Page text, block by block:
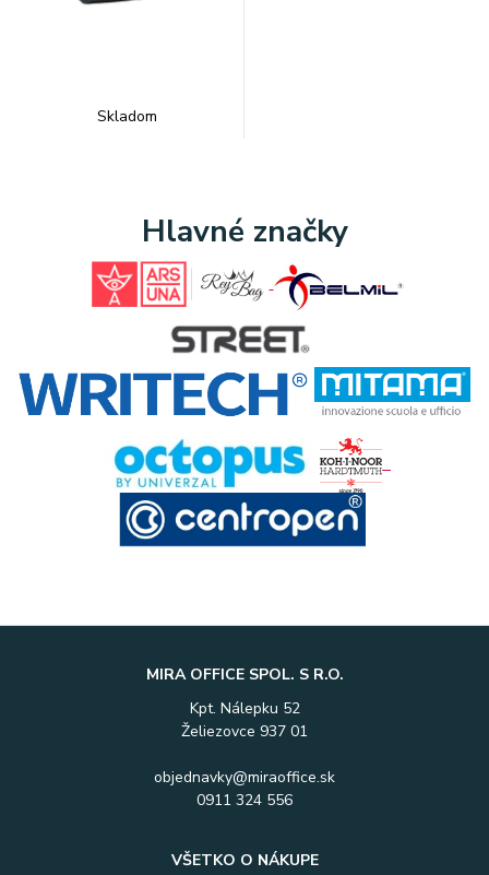
Skladom
Hlavné značky
MIRA OFFICE SPOL. S R.O.
Kpt. Nálepku 52
Želiezovce 937 01
objednavky@miraoffice.sk
0911 324 556
VŠETKO O NÁKUPE